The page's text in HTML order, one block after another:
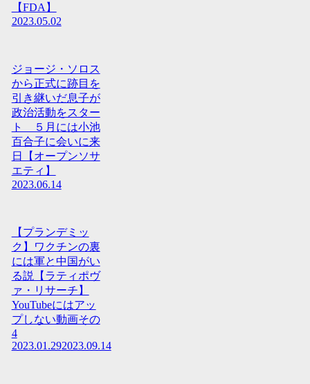
【FDA】
2023.05.02
ジョージ・ソロス
から正式に跡目を
引き継いだ息子が
政治活動をスター
ト ５月には小池
百合子に会いに来
日【オープンソサ
エティ】
2023.06.14
【プランデミッ
ク】ワクチンの裏
には軍と中国がい
る説【ラティポヴ
ァ・リサーチ】
YouTubeにはアッ
プしない動画その
4
2023.01.292023.09.14